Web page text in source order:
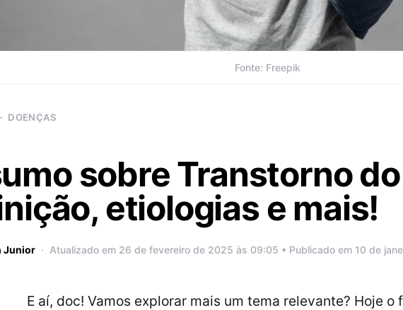
Fonte: Freepik
DOENÇAS
sobre Transtorno
etiologias e mais!
Junior Atualizado em 26 de fevereiro de 2025 às 09:05 • Publicado em 10 de
E aí, doc! Vamos explorar mais um tema relevante? Hoje o